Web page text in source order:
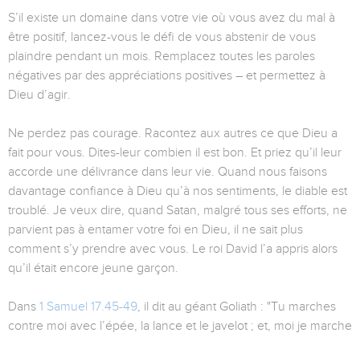
S’il existe un domaine dans votre vie où vous avez du mal à
être positif, lancez-vous le défi de vous abstenir de vous
plaindre pendant un mois. Remplacez toutes les paroles
négatives par des appréciations positives – et permettez à
Dieu d’agir.
Ne perdez pas courage. Racontez aux autres ce que Dieu a
fait pour vous. Dites-leur combien il est bon. Et priez qu’il leur
accorde une délivrance dans leur vie. Quand nous faisons
davantage confiance à Dieu qu’à nos sentiments, le diable est
troublé. Je veux dire, quand Satan, malgré tous ses efforts, ne
parvient pas à entamer votre foi en Dieu, il ne sait plus
comment s’y prendre avec vous. Le roi David l’a appris alors
qu’il était encore jeune garçon.
Dans 1 Samuel 17.45-49, il dit au géant Goliath : "Tu marches
contre moi avec l’épée, la lance et le javelot ; et, moi je marche